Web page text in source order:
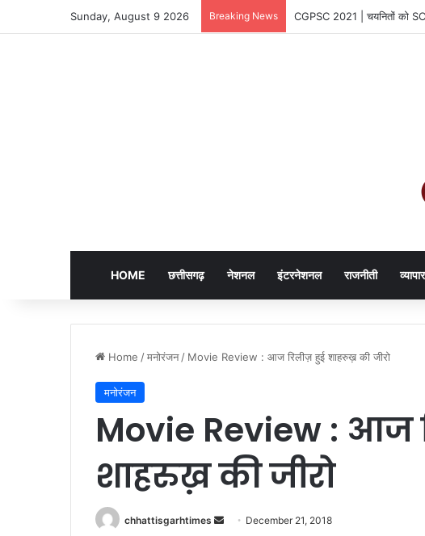
Sunday, August 9 2026 Breaking News CGPSC 2021 | चयनितों को
HOME छत्तीसगढ़ नेशनल इंटरनेशनल राजनीती व्यापार
Home /मनोरंजन / Movie Review : आज रिलीज़ हुई शाहरुख़ की जीरो
मनोरंजन
Movie Review : आज
शाहरुख़ की जीरो
chhattisgarhtimes
Send December 21, 2018